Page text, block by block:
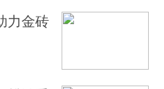
力金砖